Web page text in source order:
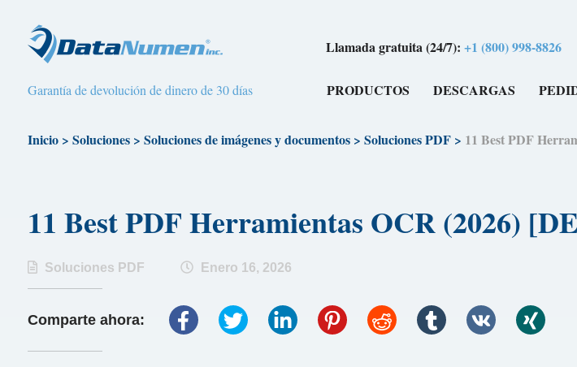
Llamada gratuita (24/7):+1 (800) 998-8826
Garantía de devolución de dinero de 30 días PRODUCTOS DESCARGAS
Inicio> Soluciones> Soluciones de imágenes y documentos> Soluciones PDF> 11 Best PDF
11 Best PDF Herramientas OCR (2026)
Soluciones PDF Enero 16, 2026
Comparte ahora: